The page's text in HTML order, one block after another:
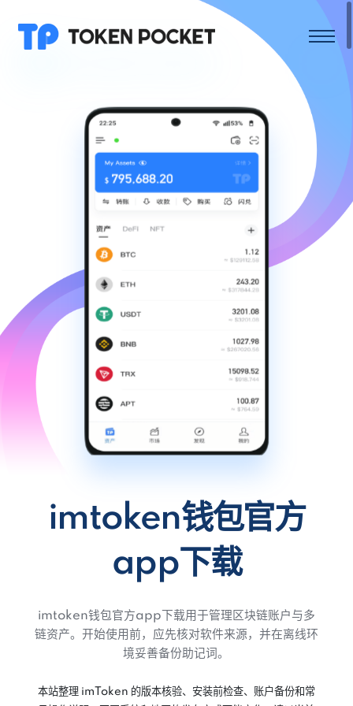
imtoken钱包官方
app下载
imtoken钱包官方app下载用于管理区块链账户与多
链资产。开始使用前，应先核对软件来源，并在离线环
境妥善备份助记词。
本站整理 imToken 的版本核验、安装前检查、账户备份和常